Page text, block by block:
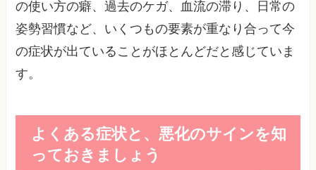
の使い方の癖、過去のケガ、血流の滞り、日常の
姿勢習慣など、いくつもの要素が重なり合って今
の症状が出ていることがほとんどだと感じていま
す。
よくある症状と、悪化のサインを知
っておきましょう